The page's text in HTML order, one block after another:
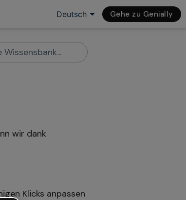
Gehe zu Genially
wir dank
Klicks anpassen